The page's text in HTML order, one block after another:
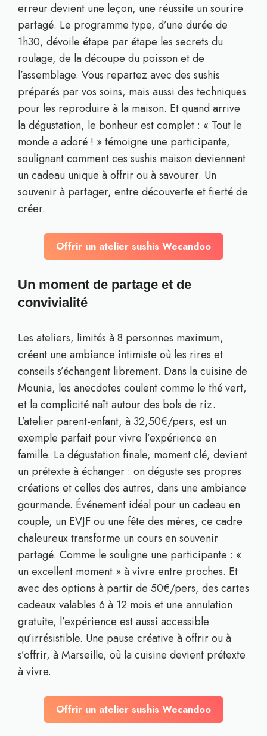
erreur devient une leçon, une réussite un sourire
partagé. Le programme type, d’une durée de
1h30, dévoile étape par étape les secrets du
roulage, de la découpe du poisson et de
l’assemblage. Vous repartez avec des sushis
préparés par vos soins, mais aussi des techniques
pour les reproduire à la maison. Et quand arrive
la dégustation, le bonheur est complet : « Tout le
monde a adoré ! » témoigne une participante,
soulignant comment ces sushis maison deviennent
un cadeau unique à offrir ou à savourer. Un
souvenir à partager, entre découverte et fierté de
créer.
Offrir un atelier sushis Wecandoo
Un moment de partage et de
convivialité
Les ateliers, limités à 8 personnes maximum,
créent une ambiance intimiste où les rires et
conseils s’échangent librement. Dans la cuisine de
Mounia, les anecdotes coulent comme le thé vert,
et la complicité naît autour des bols de riz.
L’atelier parent-enfant, à 32,50€/pers, est un
exemple parfait pour vivre l’expérience en
famille. La dégustation finale, moment clé, devient
un prétexte à échanger : on déguste ses propres
créations et celles des autres, dans une ambiance
gourmande. Événement idéal pour un cadeau en
couple, un EVJF ou une fête des mères, ce cadre
chaleureux transforme un cours en souvenir
partagé. Comme le souligne une participante : «
un excellent moment » à vivre entre proches. Et
avec des options à partir de 50€/pers, des cartes
cadeaux valables 6 à 12 mois et une annulation
gratuite, l’expérience est aussi accessible
qu’irrésistible. Une pause créative à offrir ou à
s’offrir, à Marseille, où la cuisine devient prétexte
à vivre.
Offrir un atelier sushis Wecandoo